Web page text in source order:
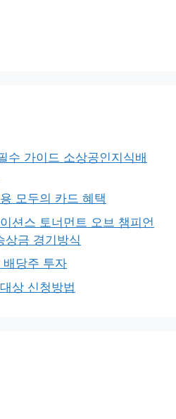
수 가이드 소상공인지식배
모두의 카드 혜택
션스 토너먼트 오브 챔피언
금 경기방식
당주 투자
상 신청방법